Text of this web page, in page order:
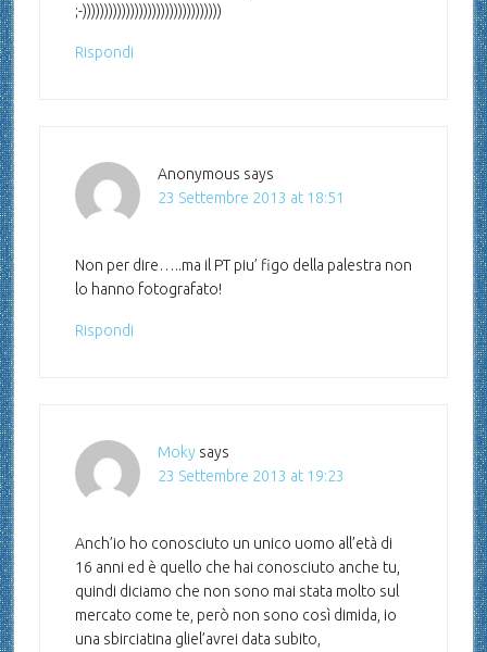
;-))))))))))))))))))))))))))))))))
Rispondi
Anonymous says
23 Settembre 2013 at 18:51
Non per dire…..ma il PT piu’ figo della palestra non
lo hanno fotografato!
Rispondi
Moky says
23 Settembre 2013 at 19:23
Anch’io ho conosciuto un unico uomo all’età di
16 anni ed è quello che hai conosciuto anche tu,
quindi diciamo che non sono mai stata molto sul
mercato come te, però non sono così dimida, io
una sbirciatina gliel’avrei data subito,